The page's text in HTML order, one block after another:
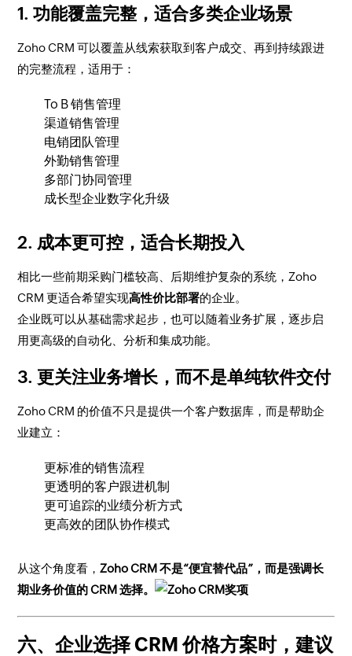
1. 功能覆盖完整，适合多类企业场景
Zoho CRM 可以覆盖从线索获取到客户成交、再到持续跟进
的完整流程，适用于：
To B 销售管理
渠道销售管理
电销团队管理
外勤销售管理
多部门协同管理
成长型企业数字化升级
2. 成本更可控，适合长期投入
相比一些前期采购门槛较高、后期维护复杂的系统，Zoho
CRM 更适合希望实现高性价比部署的企业。
企业既可以从基础需求起步，也可以随着业务扩展，逐步启
用更高级的自动化、分析和集成功能。
3. 更关注业务增长，而不是单纯软件交付
Zoho CRM 的价值不只是提供一个客户数据库，而是帮助企
业建立：
更标准的销售流程
更透明的客户跟进机制
更可追踪的业绩分析方式
更高效的团队协作模式
从这个角度看，Zoho CRM 不是“便宜替代品”，而是强调长
期业务价值的 CRM 选择。
六、企业选择 CRM 价格方案时，建议